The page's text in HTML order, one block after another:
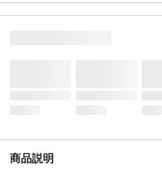
生産国
日本
商品説明